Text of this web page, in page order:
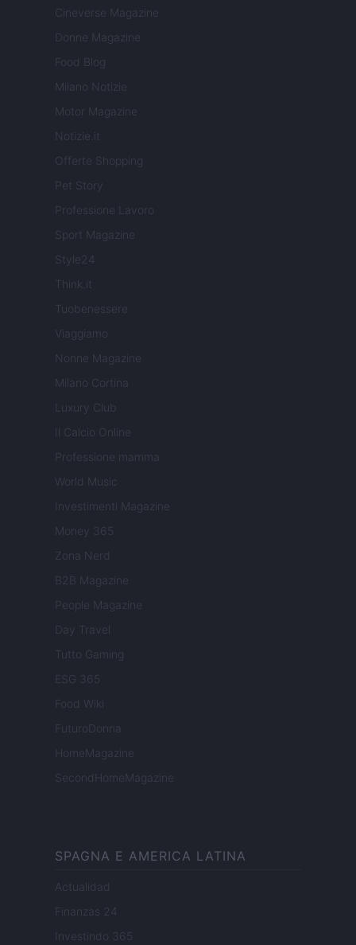
Cineverse Magazine
Donne Magazine
Food Blog
Milano Notizie
Motor Magazine
Notizie.it
Offerte Shopping
Pet Story
Professione Lavoro
Sport Magazine
Style24
Think.it
Tuobenessere
Viaggiamo
Nonne Magazine
Milano Cortina
Luxury Club
Il Calcio Online
Professione mamma
World Music
Investimenti Magazine
Money 365
Zona Nerd
B2B Magazine
People Magazine
Day Travel
Tutto Gaming
ESG 365
Food Wiki
FuturoDonna
HomeMagazine
SecondHomeMagazine
SPAGNA E AMERICA LATINA
Actualidad
Finanzas 24
Investindo 365